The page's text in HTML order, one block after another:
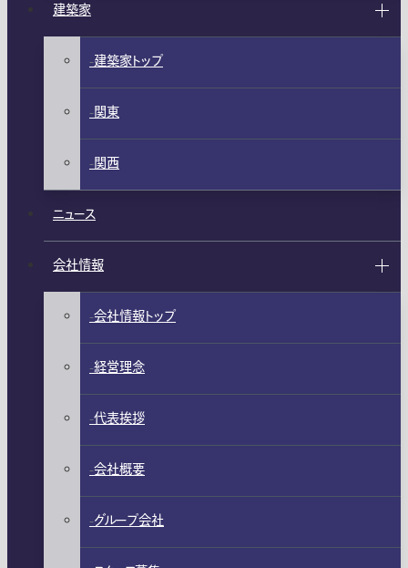
建築家
建築家トップ
関東
関西
ニュース
会社情報
会社情報トップ
経営理念
代表挨拶
会社概要
グループ会社